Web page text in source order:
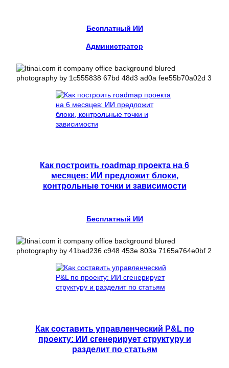
Бесплатный ИИ
Администратор
Как построить roadmap проекта на 6
месяцев: ИИ предложит блоки,
контрольные точки и зависимости
Бесплатный ИИ
Как составить управленческий P&L по
проекту: ИИ сгенерирует структуру и
разделит по статьям